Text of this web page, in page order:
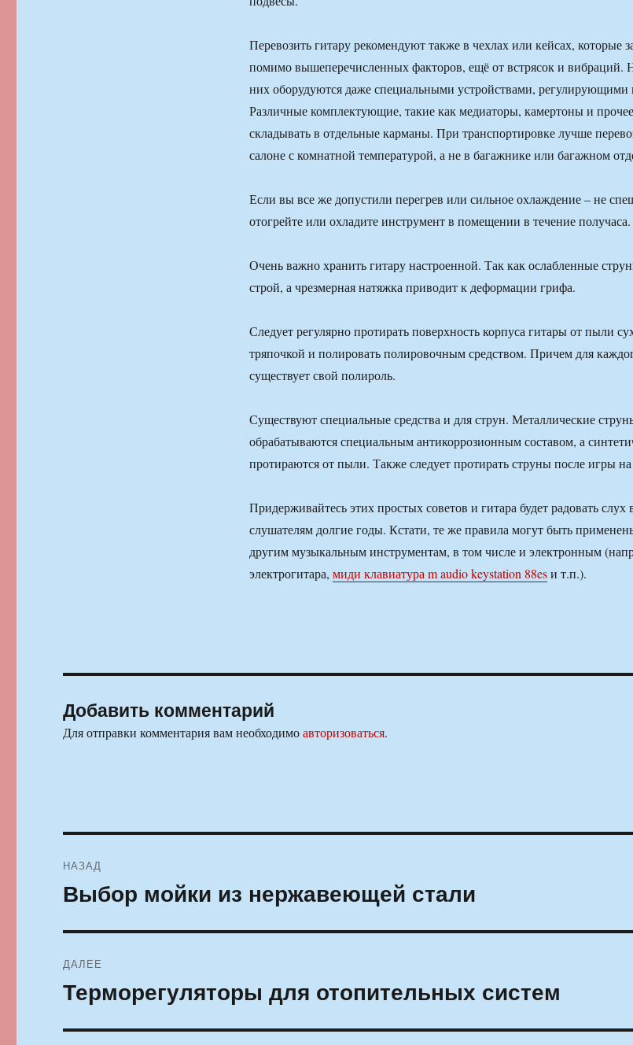
Перевозить гитару рекомендуют также в чехлах или кейсах, которые
помимо вышеперечисленных факторов, ещё от встрясок и вибраций.
них оборудуются даже специальными устройствами, регулирующими
Различные комплектующие, такие как медиаторы, камертоны и
складывать в отдельные карманы. При транспортировке лучше
салоне с комнатной температурой, а не в багажнике или багажном
Если вы все же допустили перегрев или сильное охлаждение – не
отогрейте или охладите инструмент в помещении в течение получаса.
Очень важно хранить гитару настроенной. Так как ослабленные
строй, а чрезмерная натяжка приводит к деформации грифа.
Следует регулярно протирать поверхность корпуса гитары от пыли
тряпочкой и полировать полировочным средством. Причем для
существует свой полироль.
Существуют специальные средства и для струн. Металлические
обрабатываются специальным антикоррозионным составом, а
протираются от пыли. Также следует протирать струны после игры на
Придерживайтесь этих простых советов и гитара будет радовать
слушателям долгие годы. Кстати, те же правила могут быть
другим музыкальным инструментам, в том числе и электронным
электрогитара, миди клавиатура m audio keystation 88esи т.п.).
Добавить комментарий
Для отправки комментария вам необходимоавторизоваться.
по
НАЗАД
Предыдущая
Выбор мойки из нержавеющей стали
ДАЛЕЕ
Следующая
запись:
Терморегуляторы для отопительных систем